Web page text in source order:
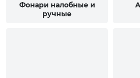
Фонари налобные и
ручные